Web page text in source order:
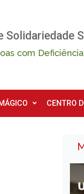
Solidariedade
com
CENTRO